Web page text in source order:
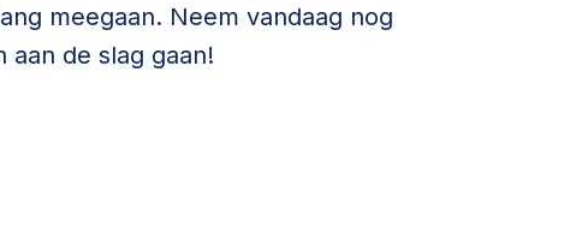
meegaan. Neem vandaag nog
de slag gaan!